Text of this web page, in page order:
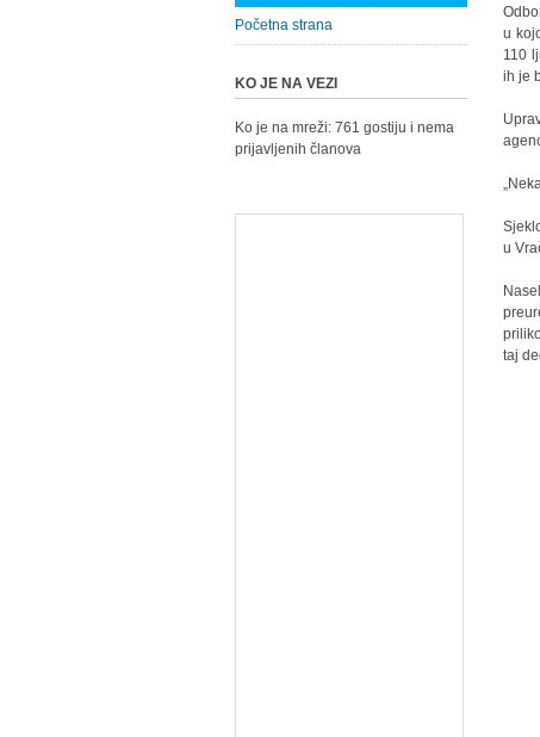
u
110
ih je
u
taj
Početna strana
KO JE NA VEZI
Ko je na mreži: 761 gostiju i nema
prijavljenih članova